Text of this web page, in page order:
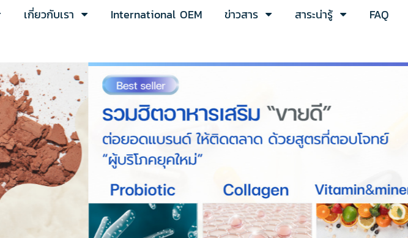
เกี่ยวกับเรา International OEM ข่าวสาร สาระน่ารู้
FAQ